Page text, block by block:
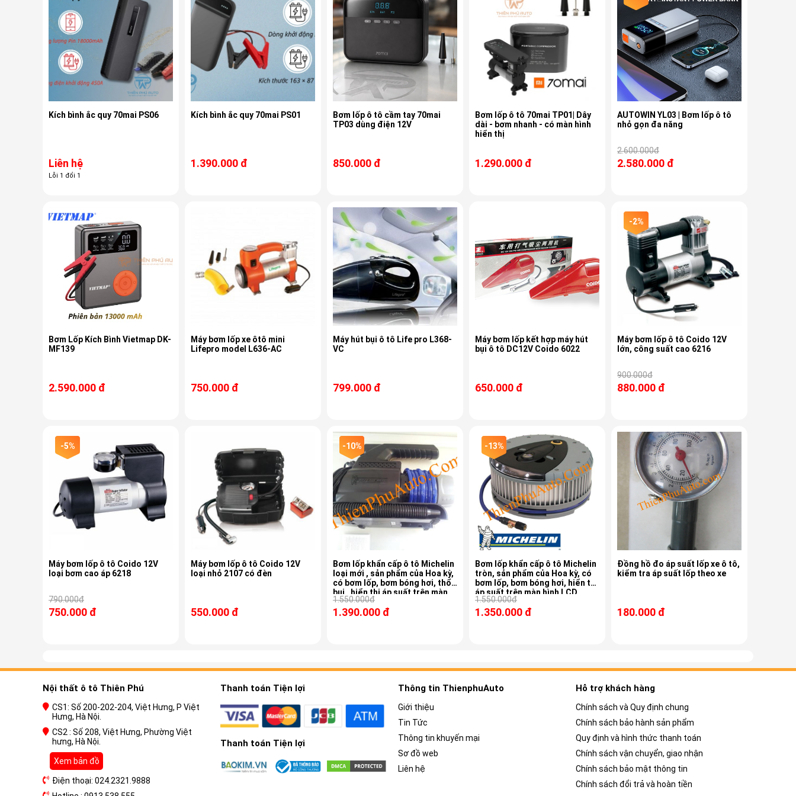
Kích bình ắc quy 70mai PS06
Liên hệ
Lỗi 1 đổi 1
Kích bình ắc quy 70mai PS01
1.390.000 đ
Bơm lốp ô tô cầm tay 70mai
TP03 dùng điện 12V
850.000 đ
Bơm lốp ô tô 70mai TP01| Dây
dài - bơm nhanh - có màn hình
hiển thị
1.290.000 đ
AUTOWIN YL03 | Bơm lốp ô tô
nhỏ gọn đa năng
2.600.000đ
2.580.000 đ
Bơm Lốp Kích Bình Vietmap DK-
MF139
2.590.000 đ
Máy bơm lốp xe ôtô mini
Lifepro model L636-AC
750.000 đ
Máy hút bụi ô tô Life pro L368-
VC
799.000 đ
Máy bơm lốp kết hợp máy hút
bụi ô tô DC12V Coido 6022
650.000 đ
-2%
Máy bơm lốp ô tô Coido 12V
lớn, công suất cao 6216
900.000đ
880.000 đ
-5%
Máy bơm lốp ô tô Coido 12V
loại bơm cao áp 6218
790.000đ
750.000 đ
Máy bơm lốp ô tô Coido 12V
loại nhỏ 2107 có đèn
550.000 đ
-10%
Bơm lốp khẩn cấp ô tô Michelin
loại mới , sản phẩm của Hoa kỳ,
có bơm lốp, bơm bóng hơi, thổi
bụi , hiển thị áp suất trên màn
hình LCD
1.550.000đ
1.390.000 đ
-13%
Bơm lốp khẩn cấp ô tô Michelin
tròn, sản phẩm của Hoa kỳ, có
bơm lốp, bơm bóng hơi, hiển thị
áp suất trên màn hình LCD
1.550.000đ
1.350.000 đ
Đồng hồ đo áp suất lốp xe ô tô,
kiểm tra áp suất lốp theo xe
180.000 đ
Nội thất ô tô Thiên Phú
CS1: Số 200-202-204, Việt Hưng, P Việt
Hưng, Hà Nội.
CS2 : Số 208, Việt Hưng, Phường Việt
hưng, Hà Nội.
Xem bản đồ
Điện thoại: 024.2321.9888
Thanh toán Tiện lợi
Thanh toán Tiện lợi
Thông tin ThienphuAuto
Giới thiệu
Tin Tức
Thông tin khuyến mại
Sơ đồ web
Liên hệ
Hỗ trợ khách hàng
Chính sách và Quy định chung
Chính sách bảo hành sản phẩm
Quy định và hình thức thanh toán
Chính sách vận chuyển, giao nhận
Chính sách bảo mật thông tin
Chính sách đổi trả và hoàn tiền